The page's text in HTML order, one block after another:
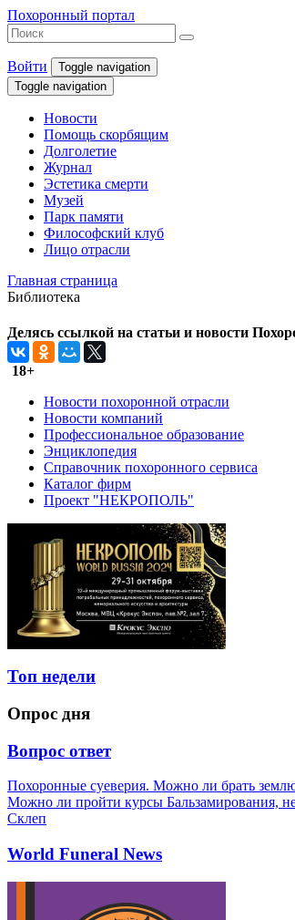
Похоронный портал
Войти
Toggle navigation
Toggle navigation
Новости
Помощь скорбящим
Долголетие
Журнал
Эстетика смерти
Музей
Парк памяти
Философский клуб
Лицо отрасли
Главная страница
Библиотека
Делясь ссылкой на статьи и новости
18+
Новости похоронной отрасли
Новости компаний
Профессиональное образование
Энциклопедия
Справочник похоронного сервиса
Каталог фирм
Проект "НЕКРОПОЛЬ"
Топ недели
Опрос дня
Вопрос ответ
Похоронные суеверия. Можно ли брать
Можно ли пройти курсы Бальзамирования,
Склеп
World Funeral News